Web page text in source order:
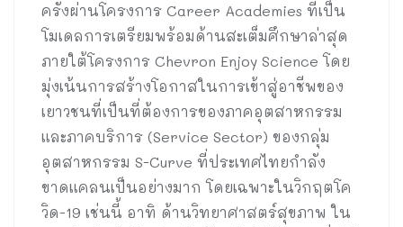
ครั้งผ่านโครงการ Career Academies ที่เป็น
โมเดลการเตรียมพร้อมด้านสะเต็มศึกษาล่าสุด
ภายใต้โครงการ Chevron Enjoy Science โดย
มุ่งเน้นการสร้างโอกาสในการเข้าสู่อาชีพของ
เยาวชนที่เป็นที่ต้องการของภาคอุตสาหกรรม
และภาคบริการ (Service Sector) ของกลุ่ม
อุตสาหกรรม S-Curve ที่ประเทศไทยกำลัง
ขาดแคลนเป็นอย่างมาก โดยเฉพาะในวิกฤตโค
วิด-19 เช่นนี้ อาทิ ด้านวิทยาศาสตร์สุขภาพ ใน